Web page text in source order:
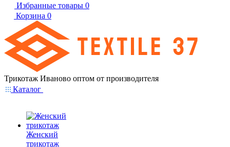
Избранные товары 0
Корзина 0
Трикотаж Иваново оптом от производителя
Каталог
Женский
трикотаж